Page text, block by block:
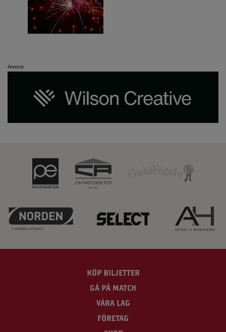
Annons
KÖP BILJETTER
GÅ PÅ MATCH
VÅRA LAG
FÖRETAG